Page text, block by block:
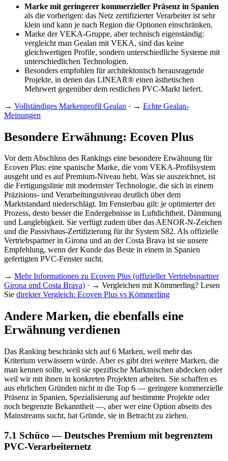
Marke mit geringerer kommerzieller Präsenz in Spanien
als die vorherigen: das Netz zertifizierter Verarbeiter ist sehr
klein und kann je nach Region die Optionen einschränken.
Marke der VEKA-Gruppe, aber technisch eigenständig:
vergleicht man Gealan mit VEKA, sind das keine
gleichwertigen Profile, sondern unterschiedliche Systeme mit
unterschiedlichen Technologien.
Besonders empfohlen für architektonisch herausragende
Projekte, in denen das LINEAR® einen ästhetischen
Mehrwert gegenüber dem restlichen PVC-Markt liefert.
→ Vollständiges Markenprofil Gealan · → Echte Gealan-
Meinungen
Besondere Erwähnung: Ecoven Plus
Vor dem Abschluss des Rankings eine besondere Erwähnung für
Ecoven Plus: eine spanische Marke, die vom VEKA-Profilsystem
ausgeht und es auf Premium-Niveau hebt. Was sie auszeichnet, ist
die Fertigungslinie mit modernster Technologie, die sich in einem
Präzisions- und Verarbeitungsniveau deutlich über dem
Marktstandard niederschlägt. Im Fensterbau gilt: je optimierter der
Prozess, desto besser die Endergebnisse in Luftdichtheit, Dämmung
und Langlebigkeit. Sie verfügt zudem über das AENOR-N-Zeichen
und die Passivhaus-Zertifizierung für ihr System S82. Als offizielle
Vertriebspartner in Girona und an der Costa Brava ist sie unsere
Empfehlung, wenn der Kunde das Beste in einem in Spanien
gefertigten PVC-Fenster sucht.
→ Mehr Informationen zu Ecoven Plus (offizieller Vertriebspartner
Girona und Costa Brava) · → Vergleichen mit Kömmerling? Lesen
Sie direkter Vergleich: Ecoven Plus vs Kömmerling
Andere Marken, die ebenfalls eine
Erwähnung verdienen
Das Ranking beschränkt sich auf 6 Marken, weil mehr das
Kriterium verwässern würde. Aber es gibt drei weitere Marken, die
man kennen sollte, weil sie spezifische Marktnischen abdecken oder
weil wir mit ihnen in konkreten Projekten arbeiten. Sie schaffen es
aus ehrlichen Gründen nicht in die Top 6 — geringere kommerzielle
Präsenz in Spanien, Spezialisierung auf bestimmte Projekte oder
noch begrenzte Bekanntheit —, aber wer eine Option abseits des
Mainstreams sucht, hat Gründe, sie in Betracht zu ziehen.
7.1 Schüco — Deutsches Premium mit begrenztem
PVC-Verarbeiternetz